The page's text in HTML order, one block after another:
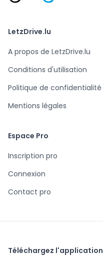
LetzDrive.lu
A propos de LetzDrive.lu
Conditions d'utilisation
Politique de confidentialité
Mentions légales
Espace Pro
Inscription pro
Connexion
Contact pro
Téléchargez l'application